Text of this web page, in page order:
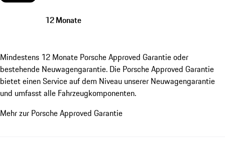
12 Monate
Mindestens 12 Monate Porsche Approved Garantie oder
bestehende Neuwagengarantie. Die Porsche Approved Garantie
bietet einen Service auf dem Niveau unserer Neuwagengarantie
und umfasst alle Fahrzeugkomponenten.
Mehr zur Porsche Approved Garantie